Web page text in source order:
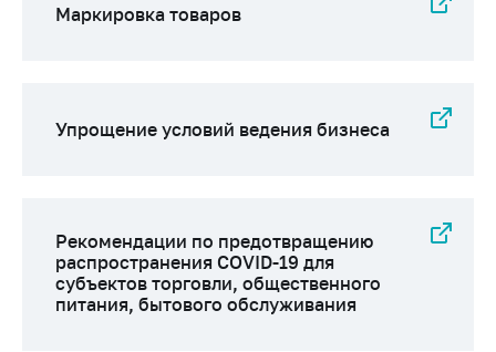
Маркировка товаров
Упрощение условий ведения бизнеса
Рекомендации по предотвращению
распространения COVID-19 для
субъектов торговли, общественного
питания, бытового обслуживания